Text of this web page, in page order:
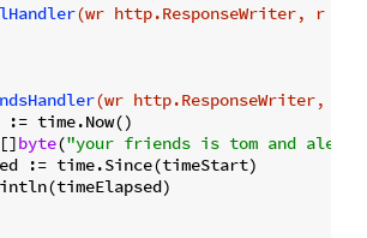
(wr http.ResponseWriter, r
(wr http.ResponseWriter, r
:= time.Now()
byte("your friends is tom and alex"
:= time.Since(timeStart)